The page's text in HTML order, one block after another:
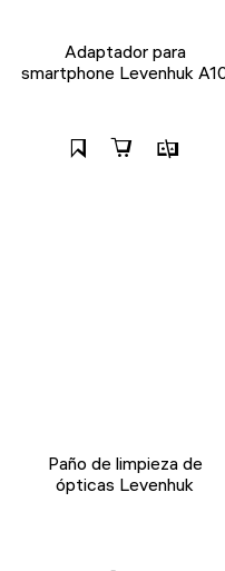
Adaptador para
smartphone Levenhuk
Paño de limpieza de
ópticas Levenhuk